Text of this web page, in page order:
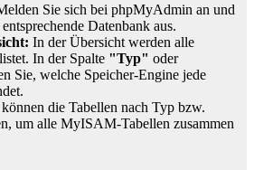
Sie sich bei phpMyAdmin an und
Datenbank aus.
In der Übersicht werden alle
In der Spalte "Typ" oder
Sie, welche Speicher-Engine jede
können die Tabellen nach Typ bzw.
um alle MyISAM-Tabellen zusammen